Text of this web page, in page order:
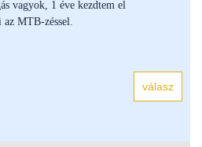
vagyok, 1 éve kezdtem el
MTB-zéssel.